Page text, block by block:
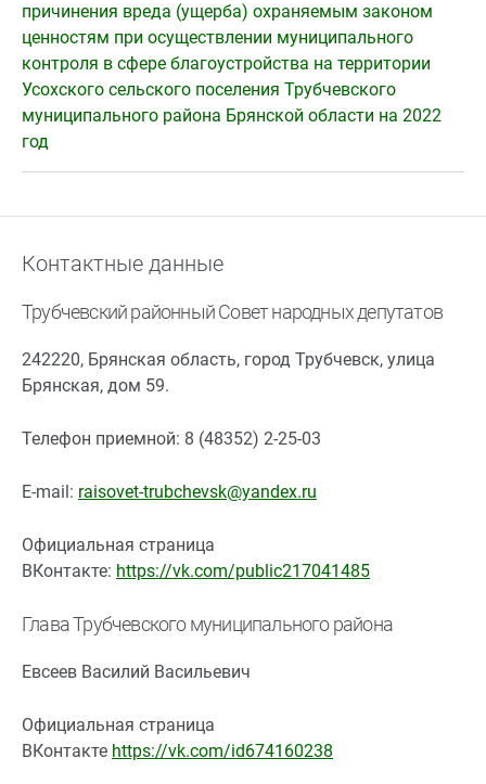
причинения вреда (ущерба) охраняемым законом
ценностям при осуществлении муниципального
контроля в сфере благоустройства на территории
Усохского сельского поселения Трубчевского
муниципального района Брянской области на 2022
год
Контактные данные
Трубчевский районный Совет народных депутатов
242220, Брянская область, город Трубчевск, улица
Брянская, дом 59.
Телефон приемной: 8 (48352) 2-25-03
E-mail: raisovet-trubchevsk@yandex.ru
Официальная страница
ВКонтакте: https://vk.com/public217041485
Глава Трубчевского муниципального района
Евсеев Василий Васильевич
Официальная страница
ВКонтакте https://vk.com/id674160238